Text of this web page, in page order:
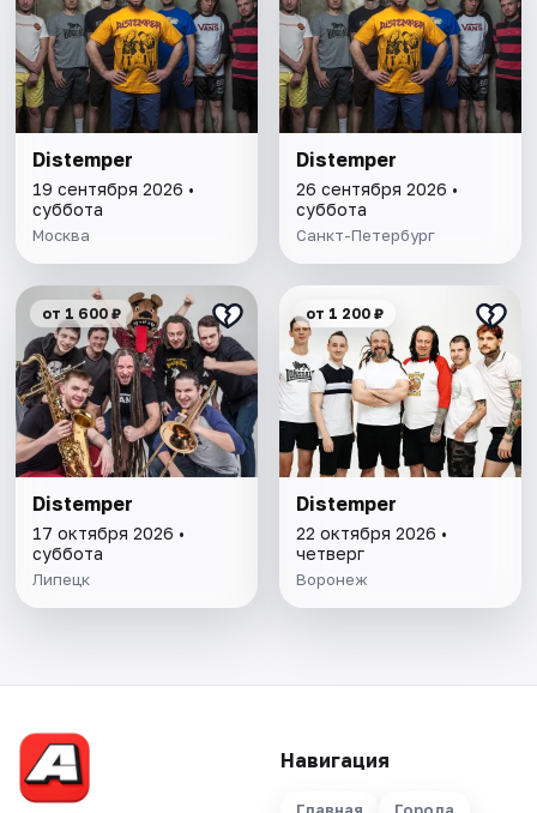
Distemper
19 сентября 2026 •
суббота
Москва
Distemper
26 сентября 2026 •
суббота
Санкт-Петербург
от 1 600 ₽
Distemper
17 октября 2026 •
суббота
Липецк
от 1 200 ₽
Distemper
22 октября 2026 •
четверг
Воронеж
Навигация